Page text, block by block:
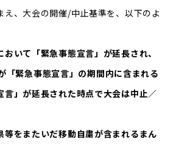
え、大会の開催/中止基準を、以下のよ
おいて「緊急事態宣言」が延長され、
緊急事態宣言」の期間内に含まれる
言」が延長された時点で大会は中止／
等をまたいだ移動自粛が含まれるまん